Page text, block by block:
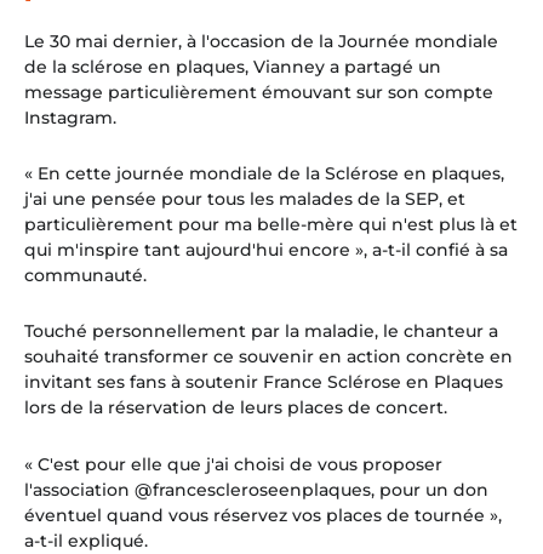
Le 30 mai dernier, à l'occasion de la Journée mondiale
de la sclérose en plaques, Vianney a partagé un
message particulièrement émouvant sur son compte
Instagram.
« En cette journée mondiale de la Sclérose en plaques,
j'ai une pensée pour tous les malades de la SEP, et
particulièrement pour ma belle-mère qui n'est plus là et
qui m'inspire tant aujourd'hui encore », a-t-il confié à sa
communauté.
Touché personnellement par la maladie, le chanteur a
souhaité transformer ce souvenir en action concrète en
invitant ses fans à soutenir France Sclérose en Plaques
lors de la réservation de leurs places de concert.
« C'est pour elle que j'ai choisi de vous proposer
l'association @francescleroseenplaques, pour un don
éventuel quand vous réservez vos places de tournée »,
a-t-il expliqué.